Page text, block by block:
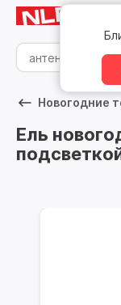
Новогодние
Ель